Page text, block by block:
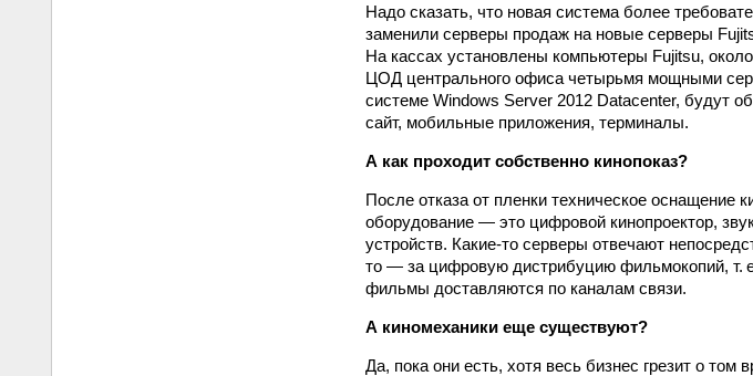
Надо сказать, что новая система более
заменили серверы продаж на новые серверы
На кассах установлены компьютеры Fujitsu,
ЦОД центрального офиса четырьмя мощными
системе Windows Server 2012 Datacenter, будут
сайт, мобильные приложения, терминалы.
А как проходит собственно кино­показ?
После отказа от пленки техническое оснащение
оборудование — это цифровой кинопроектор,
устройств. Какие-то серверы отвечают
то — за цифровую дистрибуцию фильмокопий, т.
фильмы доставляются по каналам связи.
А киномеханики еще существуют?
Да, пока они есть, хотя весь бизнес грезит о